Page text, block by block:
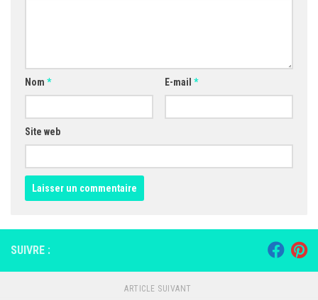
Nom * E-mail *
Site web
SUIVRE :
ARTICLE SUIVANT